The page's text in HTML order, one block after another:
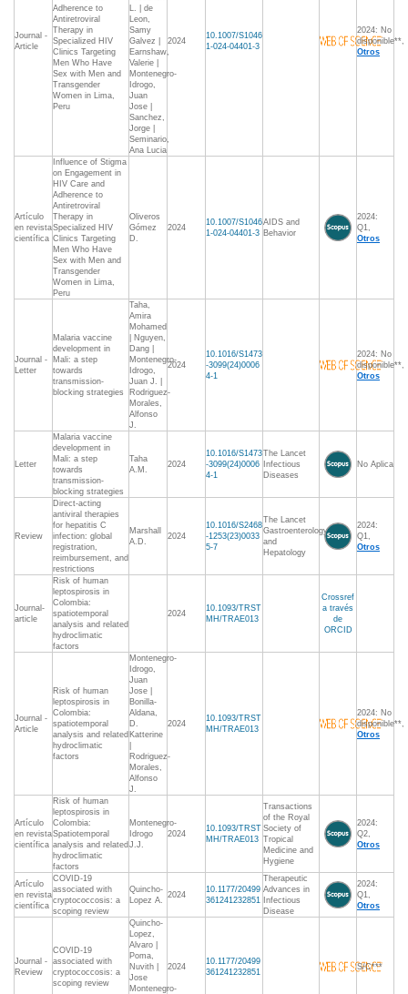
Journal -
Article
Adherence to
Antiretroviral
Therapy in
Specialized HIV
Clinics Targeting
Men Who Have
Sex with Men and
Transgender
Women in Lima,
Peru
L. | de
Leon,
Samy
Galvez |
Earnshaw,
Valerie |
Montenegro-
Idrogo,
Juan
Jose |
Sanchez,
Jorge |
Seminario,
Ana Lucia
2024
10.1007/S1046
1-024-04401-3
2024: No
disponible**,
Otros
Artículo
en revista
científica
Influence of Stigma
on Engagement in
HIV Care and
Adherence to
Antiretroviral
Therapy in
Specialized HIV
Clinics Targeting
Men Who Have
Sex with Men and
Transgender
Women in Lima,
Peru
Oliveros
Gómez
D.
2024
10.1007/S1046
1-024-04401-3
AIDS and
Behavior
2024:
Q1,
Otros
Journal -
Letter
Malaria vaccine
development in
Mali: a step
towards
transmission-
blocking strategies
Taha,
Amira
Mohamed
| Nguyen,
Dang |
Montenegro-
Idrogo,
Juan J. |
Rodriguez-
Morales,
Alfonso
J.
2024
10.1016/S1473
-3099(24)0006
4-1
2024: No
disponible**,
Otros
Letter
Malaria vaccine
development in
Mali: a step
towards
transmission-
blocking strategies
Taha
A.M.
2024
10.1016/S1473
-3099(24)0006
4-1
The Lancet
Infectious
Diseases
No Aplica
Review
Direct-acting
antiviral therapies
for hepatitis C
infection: global
registration,
reimbursement, and
restrictions
Marshall
A.D.
2024
10.1016/S2468
-1253(23)0033
5-7
The Lancet
Gastroenterology
and
Hepatology
2024:
Q1,
Otros
Journal-
article
Risk of human
leptospirosis in
Colombia:
spatiotemporal
analysis and related
hydroclimatic
factors
2024
10.1093/TRST
MH/TRAE013
Crossref
a través
de
ORCID
Journal -
Article
Risk of human
leptospirosis in
Colombia:
spatiotemporal
analysis and related
hydroclimatic
factors
Montenegro-
Idrogo,
Juan
Jose |
Bonilla-
Aldana,
D.
Katterine
Rodriguez-
Morales,
Alfonso
J.
2024
10.1093/TRST
MH/TRAE013
2024: No
disponible**,
Otros
Artículo
en revista
científica
Risk of human
leptospirosis in
Colombia:
Spatiotemporal
analysis and related
hydroclimatic
factors
Montenegro-
Idrogo
J.J.
2024
10.1093/TRST
MH/TRAE013
Transactions
of the Royal
Society of
Tropical
Medicine and
Hygiene
2024:
Q2,
Otros
Artículo
en revista
científica
COVID-19
associated with
cryptococcosis: a
scoping review
Quincho-
Lopez A.
2024
10.1177/20499
361241232851
Therapeutic
Advances in
Infectious
Disease
2024:
Q1,
Otros
Journal -
Review
COVID-19
associated with
cryptococcosis: a
scoping review
Quincho-
Lopez,
Alvaro |
Poma,
Nuvith |
Jose
Montenegro-
2024
10.1177/20499
361241232851
S/C***